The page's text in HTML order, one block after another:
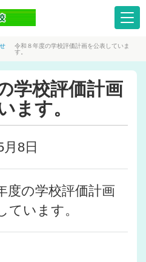
令和８年度の学校評価計画を公表していま
す。
学校評価計画
ます。
月8日
度の学校評価計画
ています。